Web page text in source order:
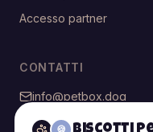
Accesso partner
CONTATTI
info@petbox.dog
@petbox.dog
🍪